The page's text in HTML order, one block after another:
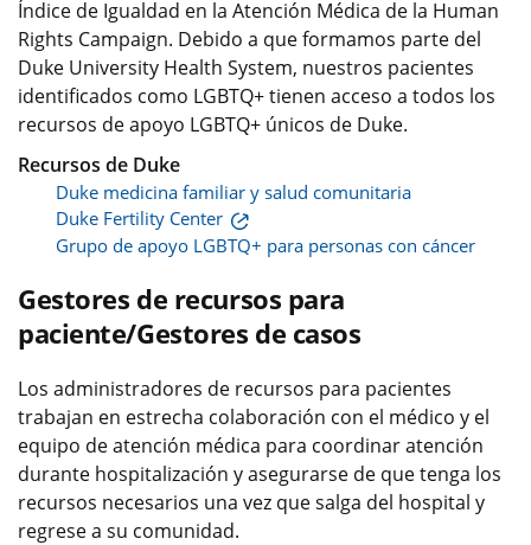
Índice de Igualdad en la Atención Médica de la Human
Rights Campaign. Debido a que formamos parte del
Duke University Health System, nuestros pacientes
identificados como LGBTQ+ tienen acceso a todos los
recursos de apoyo LGBTQ+ únicos de Duke.
Recursos de Duke
Duke medicina familiar y salud comunitaria
Duke Fertility Center
Grupo de apoyo LGBTQ+ para personas con cáncer
Gestores de recursos para
paciente/Gestores de casos
Los administradores de recursos para pacientes
trabajan en estrecha colaboración con el médico y el
equipo de atención médica para coordinar atención
durante hospitalización y asegurarse de que tenga los
recursos necesarios una vez que salga del hospital y
regrese a su comunidad.